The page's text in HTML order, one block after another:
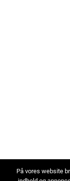
På vores website